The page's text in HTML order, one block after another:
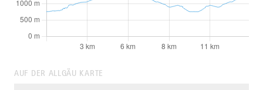
AUF DER ALLGÄU KARTE